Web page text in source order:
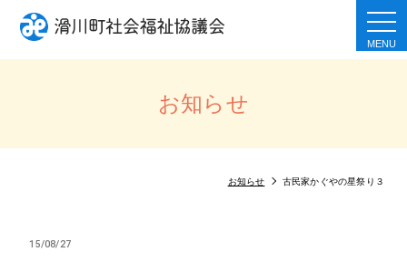
お知らせ
お知らせ 古民家かぐやの星祭り３
15/08/27